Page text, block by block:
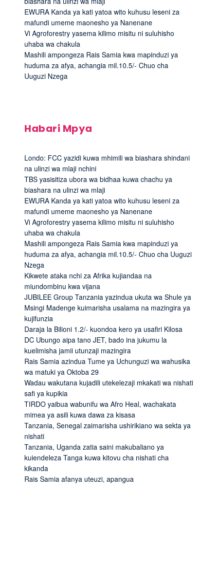
EWURA Kanda ya kati yatoa wito kuhusu leseni za
mafundi umeme maonesho ya Nanenane
Vi Agroforestry yasema kilimo misitu ni suluhisho
uhaba wa chakula
Mashili ampongeza Rais Samia kwa mapinduzi ya
huduma za afya, achangia mil.10.5/- Chuo cha
Uuguzi Nzega
Habari Mpya
Londo: FCC yazidi kuwa mhimili wa biashara shindani
na ulinzi wa mlaji nchini
TBS yasisitiza ubora wa bidhaa kuwa chachu ya
biashara na ulinzi wa mlaji
EWURA Kanda ya kati yatoa wito kuhusu leseni za
mafundi umeme maonesho ya Nanenane
Vi Agroforestry yasema kilimo misitu ni suluhisho
uhaba wa chakula
Mashili ampongeza Rais Samia kwa mapinduzi ya
huduma za afya, achangia mil.10.5/- Chuo cha Uuguzi
Nzega
Kikwete ataka nchi za Afrika kujiandaa na
miundombinu kwa vijana
JUBILEE Group Tanzania yazindua ukuta wa Shule ya
Msingi Madenge kuimarisha usalama na mazingira ya
kujifunzia
Daraja la Bilioni 1.2/- kuondoa kero ya usafiri Kilosa
DC Ubungo aipa tano JET, bado ina jukumu la
kuelimisha jamii utunzaji mazingira
Rais Samia azindua Tume ya Uchunguzi wa wahusika
wa matuki ya Oktoba 29
Wadau wakutana kujadili utekelezaji mkakati wa nishati
safi ya kupikia
TIRDO yaibua wabunifu wa Afro Heal, wachakata
mimea ya asili kuwa dawa za kisasa
Tanzania, Senegal zaimarisha ushirikiano wa sekta ya
nishati
Tanzania, Uganda zatia saini makubaliano ya
kuiendeleza Tanga kuwa kitovu cha nishati cha
kikanda
Rais Samia afanya uteuzi, apangua